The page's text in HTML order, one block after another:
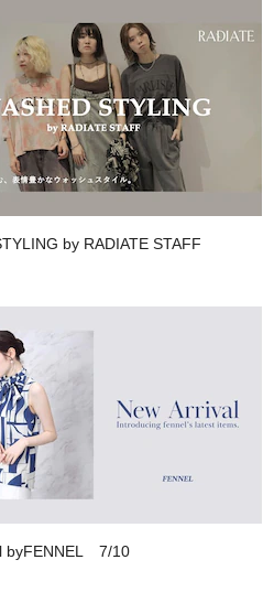
by RADIATE STAFF
byFENNEL 7/10